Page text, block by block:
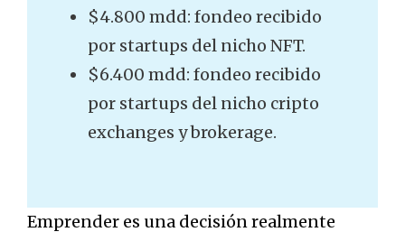
$4.800 mdd: fondeo recibido
por startups del nicho NFT.
$6.400 mdd: fondeo recibido
por startups del nicho cripto
exchanges y brokerage.
Emprender es una decisión realmente